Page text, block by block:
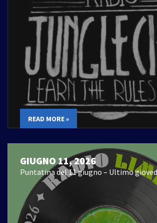
READ MORE »
GIUGNO 11, 2026
Puntatina del 11 giugno – Ultimo